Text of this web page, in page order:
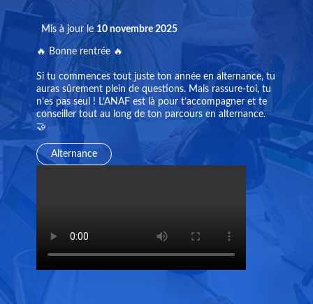
Mis à jour le 10 novembre 2025
🔥 Bonne rentrée 🔥
Si tu commences tout juste ton année en alternance, tu
auras sûrement plein de questions. Mais rassure-toi, tu
n’es pas seul ! L’ANAF est là pour t’accompagner et te
conseiller tout au long de ton parcours en alternance.
🤝
Alternance